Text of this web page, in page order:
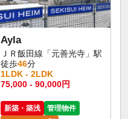
Ayla
ＪＲ飯田線「元善光寺」駅
徒歩46分
1LDK - 2LDK
75,000 - 90,000円
新築・築浅
管理物件